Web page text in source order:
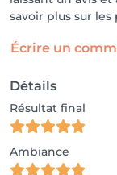
savoir plus sur
Écrire un
Détails
Résultat final
Ambiance